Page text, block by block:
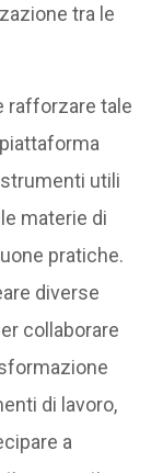
tra le
rafforzare tale
utili
materie di
pratiche.
diverse
collaborare
di lavoro,
a